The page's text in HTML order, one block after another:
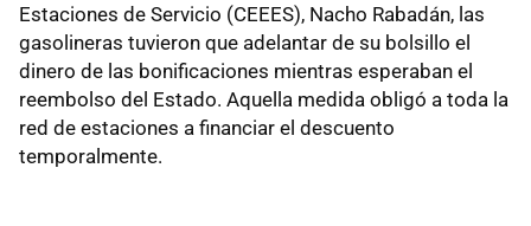
Estaciones de Servicio (CEEES), Nacho Rabadán, las
gasolineras tuvieron que adelantar de su bolsillo el
dinero de las bonificaciones mientras esperaban el
reembolso del Estado. Aquella medida obligó a toda la
red de estaciones a financiar el descuento
temporalmente.